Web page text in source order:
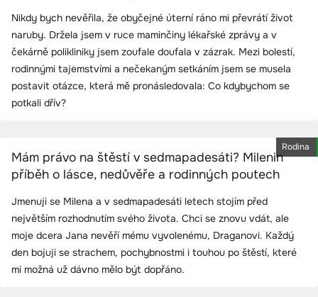
Nikdy bych nevěřila, že obyčejné úterní ráno mi převrátí život
naruby. Držela jsem v ruce maminčiny lékařské zprávy a v
čekárně polikliniky jsem zoufale doufala v zázrak. Mezi bolestí,
rodinnými tajemstvími a nečekaným setkáním jsem se musela
postavit otázce, která mě pronásledovala: Co kdybychom se
potkali dřív?
Rodina
Mám právo na štěstí v sedmapadesáti? Milenin
příběh o lásce, nedůvěře a rodinných poutech
Jmenuji se Milena a v sedmapadesáti letech stojím před
největším rozhodnutím svého života. Chci se znovu vdát, ale
moje dcera Jana nevěří mému vyvolenému, Draganovi. Každý
den bojuji se strachem, pochybnostmi i touhou po štěstí, které
mi možná už dávno mělo být dopřáno.